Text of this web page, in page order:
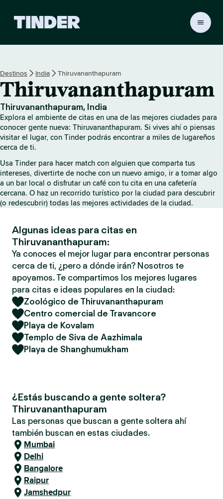
o
d
e
T
i
n
d
Destinos India Thiruvananthapuram
Thiruvananthapuram
Thiruvananthapuram, India
Explora el ambiente de citas en una de las mejores ciudades para
conocer gente nueva: Thiruvananthapuram. Si vives ahí o piensas
visitar el lugar, con Tinder podrás encontrar a miles de lugareños
cerca de ti.
Usa Tinder para hacer match con alguien que comparta tus
intereses, divertirte de noche con un nuevo amigo, ir a tomar algo
a un bar local o disfrutar un café con tu cita en una cafetería
cercana. O haz un recorrido turístico por la ciudad para descubrir
(o redescubrir) todas las mejores actividades de la ciudad.
Algunas ideas para citas en
Thiruvananthapuram:
Ya conoces el mejor lugar para encontrar personas
cerca de ti, ¿pero a dónde irán? Nosotros te
apoyamos. Te compartimos los mejores lugares
para citas e ideas populares en la ciudad:
Zoológico de Thiruvananthapuram
Centro comercial de Travancore
Playa de Kovalam
Templo de Siva de Aazhimala
Playa de Shanghumukham
¿Estás buscando a gente soltera?
Thiruvananthapuram
Las personas que buscan a gente soltera ahí
también buscan en estas ciudades.
Mumbai
Delhi
Bangalore
Raipur
Jamshedpur